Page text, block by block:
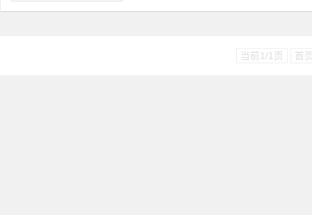
当前1/1页 首